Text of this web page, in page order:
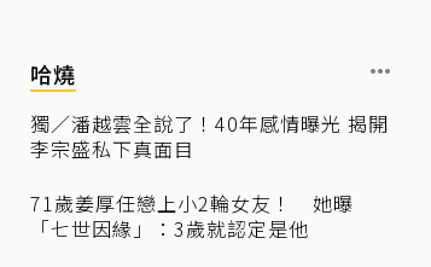
哈燒
獨／潘越雲全說了！40年感情曝光 揭開
李宗盛私下真面目
71歲姜厚任戀上小2輪女友！ 她曝
「七世因緣」：3歲就認定是他